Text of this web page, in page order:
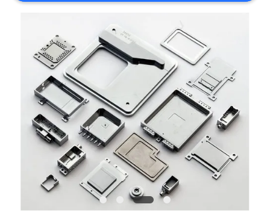
अनुरोध
साइटमैप
PRIVACY